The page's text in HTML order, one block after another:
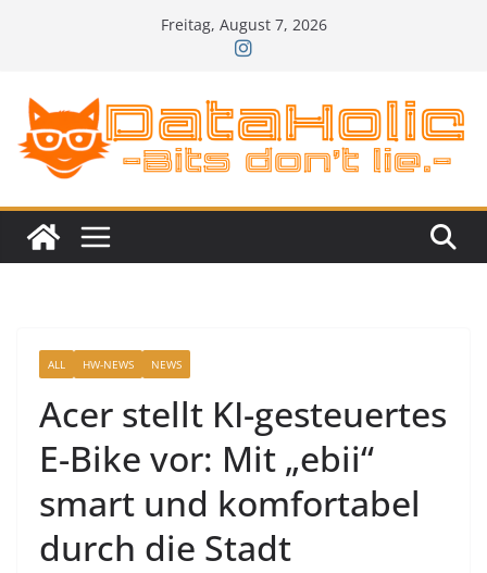
Freitag, August 7, 2026
ALL HW-NEWS NEWS
Acer stellt KI-gesteuertes
E-Bike vor: Mit „ebii“
smart und komfortabel
durch die Stadt